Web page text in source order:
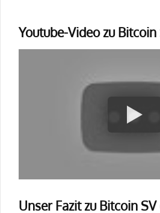
Youtube-Video zu Bitcoin
Unser Fazit zu Bitcoin SV